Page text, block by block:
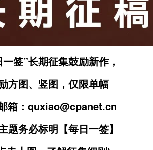
一签”长期征集鼓励新作，
方图、竖图，仅限单幅
箱：quxiao@cpanet.cn
题务必标明【每日一签】